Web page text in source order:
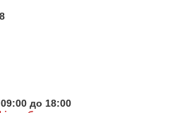
до 18:00